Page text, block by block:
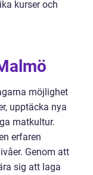
kurser och
möjlighet
upptäcka nya
matkultur.
erfaren
Genom att
sig att laga